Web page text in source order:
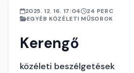
2025. 12. 16. 17:04
24 PERC
EGYÉB KÖZÉLETI MŰSOROK
Kerengő
közéleti beszélgetések